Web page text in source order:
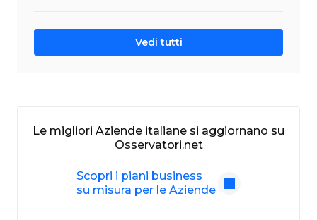
Vedi tutti
Le migliori Aziende italiane si aggiornano su
Osservatori.net
Scopri i piani business
su misura per le Aziende